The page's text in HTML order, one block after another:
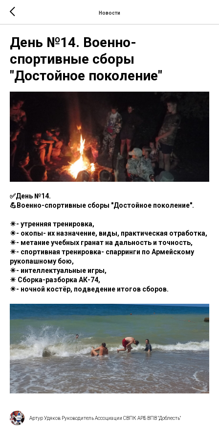
Новости
День №14. Военно-
спортивные сборы
"Достойное поколение"
✅День №14.
💪Военно-спортивные сборы "Достойное поколение".
☀- утренняя тренировка,
☀- окопы- их назначение, виды, практическая отработка,
☀- метание учебных гранат на дальность и точность,
☀- спортивная тренировка- спарринги по Армейскому
рукопашному бою,
☀- интеллектуальные игры,
☀ Сборка-разборка АК-74,
☀- ночной костёр, подведение итогов сборов.
Артур Удяков Руководитель Ассоциации СВПК АРБ ВПВ "Доблесть"